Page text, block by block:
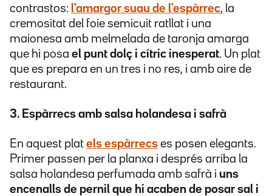
contrastos: l'amargor suau de l'espàrrec, la
cremositat del foie semicuit ratllat i una
maionesa amb melmelada de taronja amarga
que hi posa el punt dolç i cítric inesperat. Un plat
que es prepara en un tres i no res, i amb aire de
restaurant.
3. Espàrrecs amb salsa holandesa i safrà
En aquest plat els espàrrecs es posen elegants.
Primer passen per la planxa i després arriba la
salsa holandesa perfumada amb safrà i uns
encenalls de pernil que hi acaben de posar sal i